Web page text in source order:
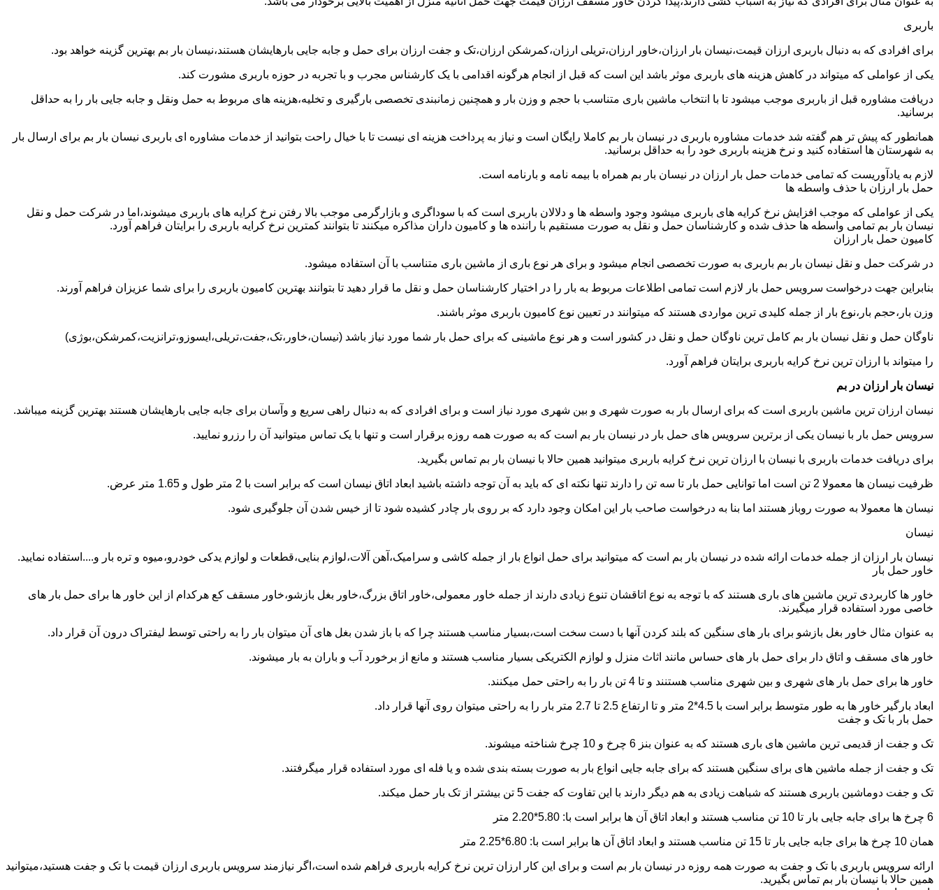
باربری
برای افرادی که به دنبال باربری ارزان قیمت،نیسان بار ارزان،خاور ارزان،تریلی ارزان،کمرشکن ارزان،تک و جفت ارزان برای حمل و جابه جایی بارهایشان هستند،نیسان بار بم بهترین گزینه خواهد بود.
یکی از عواملی که میتواند در کاهش هزینه های باربری موثر باشد این است که قبل از انجام هرگونه اقدامی با یک کارشناس مجرب و با تجربه در حوزه باربری مشورت کند.
دریافت مشاوره قبل از باربری موجب میشود تا با انتخاب ماشین باری متناسب با حجم و وزن بار و همچنین زمانبندی تخصصی بارگیری و تخلیه،هزینه های مربوط به حمل ونقل و جابه جایی بار را به حداقل
برسانید.
همانطور که پیش تر هم گفته شد خدمات مشاوره باربری در نیسان بار بم کاملا رایگان است و نیاز به پرداخت هزینه ای نیست تا با خیال راحت بتوانید از خدمات مشاوره ای باربری نیسان بار بم برای ارسال بار
به شهرستان ها استفاده کنید و نرخ هزینه باربری خود را به حداقل برسانید.
لازم به یادآوریست که تمامی خدمات حمل بار ارزان در نیسان بار بم همراه با بیمه نامه و بارنامه است.
حمل بار ارزان با حذف واسطه ها
یکی از عواملی که موجب افزایش نرخ کرایه های باربری میشود وجود واسطه ها و دلالان باربری است که با سوداگری و بازارگرمی موجب بالا رفتن نرخ کرایه های باربری میشوند،اما در شرکت حمل و نقل
نیسان بار بم تمامی واسطه ها حذف شده و کارشناسان حمل و نقل به صورت مستقیم با راننده ها و کامیون داران مذاکره میکنند تا بتوانند کمترین نرخ کرایه باربری را برایتان فراهم آورد.
کامیون حمل بار ارزان
در شرکت حمل و نقل نیسان بار بم باربری به صورت تخصصی انجام میشود و برای هر نوع باری از ماشین باری متناسب با آن استفاده میشود.
بنابراین جهت درخواست سرویس حمل بار لازم است تمامی اطلاعات مربوط به بار را در اختیار کارشناسان حمل و نقل ما قرار دهید تا بتوانند بهترین کامیون باربری را برای شما عزیزان فراهم آورند.
وزن بار،حجم بار،نوع بار از جمله کلیدی ترین مواردی هستند که میتوانند در تعیین نوع کامیون باربری موثر باشند.
ناوگان حمل و نقل نیسان بار بم کامل ترین ناوگان حمل و نقل در کشور است و هر نوع ماشینی که برای حمل بار شما مورد نیاز باشد (نیسان،خاور،تک،جفت،تریلی،ایسوزو،ترانزیت،کمرشکن،بوژی)
را میتواند با ارزان ترین نرخ کرایه باربری برایتان فراهم آورد.
نیسان بار ارزان در بم
نیسان ارزان ترین ماشین باربری است که برای ارسال بار به صورت شهری و بین شهری مورد نیاز است و برای افرادی که به دنبال راهی سریع و وآسان برای جابه جایی بارهایشان هستند بهترین گزینه میباشد.
سرویس حمل بار با نیسان یکی از برترین سرویس های حمل بار در نیسان بار بم است که به صورت همه روزه برقرار است و تنها با یک تماس میتوانید آن را رزرو نمایید.
برای دریافت خدمات باربری با نیسان با ارزان ترین نرخ کرایه باربری میتوانید همین حالا با نیسان بار بم تماس بگیرید.
ظرفیت نیسان ها معمولا 2 تن است اما توانایی حمل بار تا سه تن را دارند تنها نکته ای که باید به آن توجه داشته باشید ابعاد اتاق نیسان است که برابر است با 2 متر طول و 1.65 متر عرض.
نیسان ها معمولا به صورت روباز هستند اما بنا به درخواست صاحب بار این امکان وجود دارد که بر روی بار چادر کشیده شود تا از خیس شدن آن جلوگیری شود.
نیسان
نیسان بار ارزان از جمله خدمات ارائه شده در نیسان بار بم است که میتوانید برای حمل انواع بار از جمله کاشی و سرامیک،آهن آلات،لوازم بنایی،قطعات و لوازم یدکی خودرو،میوه و تره بار و....استفاده نمایید.
خاور حمل بار
خاور ها کاربردی ترین ماشین های باری هستند که با توجه به نوع اتاقشان تنوع زیادی دارند از جمله خاور معمولی،خاور اتاق بزرگ،خاور بغل بازشو،خاور مسقف کع هرکدام از این خاور ها برای حمل بار های
خاصی مورد استفاده قرار میگیرند.
به عنوان مثال خاور بغل بازشو برای بار های سنگین که بلند کردن آنها با دست سخت است،بسیار مناسب هستند چرا که با باز شدن بغل های آن میتوان بار را به راحتی توسط لیفتراک درون آن قرار داد.
خاور های مسقف و اتاق دار برای حمل بار های حساس مانند اثاث منزل و لوازم الکتریکی بسیار مناسب هستند و مانع از برخورد آب و باران به بار میشوند.
خاور ها برای حمل بار های شهری و بین شهری مناسب هستنند و تا 4 تن بار را به راحتی حمل میکنند.
ابعاد بارگیر خاور ها به طور متوسط برابر است با 4.5*2 متر و تا ارتفاع 2.5 تا 2.7 متر بار را به راحتی میتوان روی آنها قرار داد.
حمل بار با تک و جفت
تک و جفت از قدیمی ترین ماشین های باری هستند که به عنوان بنز 6 چرخ و 10 چرخ شناخته میشوند.
تک و جفت از جمله ماشین های برای سنگین هستند که برای جابه جایی انواع بار به صورت بسته بندی شده و یا فله ای مورد استفاده قرار میگرفتند.
تک و جفت دوماشین باربری هستند که شباهت زیادی به هم دیگر دارند با این تفاوت که جفت 5 تن بیشتر از تک بار حمل میکند.
6 چرخ ها برای جابه جایی بار تا 10 تن مناسب هستند و ابعاد اتاق آن ها برابر است با: 5.80*2.20 متر
همان 10 چرخ ها برای جابه جایی بار تا 15 تن مناسب هستند و ابعاد اتاق آن ها برابر است با: 6.80*2.25 متر
ارائه سرویس باربری با تک و جفت به صورت همه روزه در نیسان بار بم است و برای این کار ارزان ترین نرخ کرایه باربری فراهم شده است،اگر نیازمند سرویس باربری ارزان قیمت با تک و جفت هستید،میتوانید
همین حالا با نیسان بار بم تماس بگیرید.